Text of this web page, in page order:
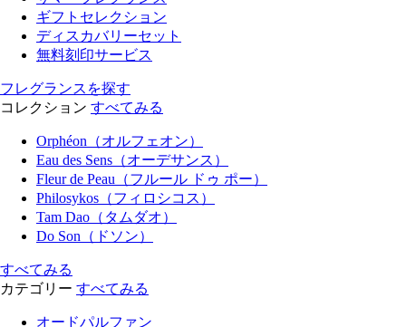
ギフトセレクション
ディスカバリーセット
無料刻印サービス
フレグランスを探す
コレクション すべてみる
Orphéon（オルフェオン）
Eau des Sens（オーデサンス）
Fleur de Peau（フルール ドゥ ポー）
Philosykos（フィロシコス）
Tam Dao（タムダオ）
Do Son（ドソン）
すべてみる
カテゴリー すべてみる
オードパルファン